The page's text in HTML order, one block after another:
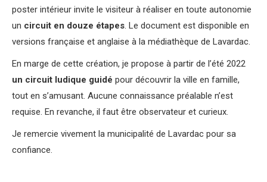
poster intérieur invite le visiteur à réaliser en toute autonomie
un circuit en douze étapes. Le document est disponible en
versions française et anglaise à la médiathèque de Lavardac.
En marge de cette création, je propose à partir de l’été 2022
un circuit ludique guidé pour découvrir la ville en famille,
tout en s’amusant. Aucune connaissance préalable n’est
requise. En revanche, il faut être observateur et curieux.
Je remercie vivement la municipalité de Lavardac pour sa
confiance.